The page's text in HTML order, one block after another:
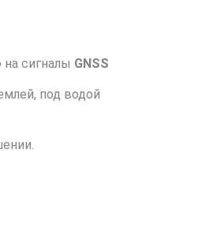
сигналы GNSS
под водой